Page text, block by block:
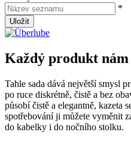
*
Uložit
Každý produkt
Tahle sada dává největší smysl
po ruce diskrétně, čistě a bez
působí čistě a elegantně, kazeta
spotřebování ji můžete vyměnit
do kabelky i do nočního stolku.